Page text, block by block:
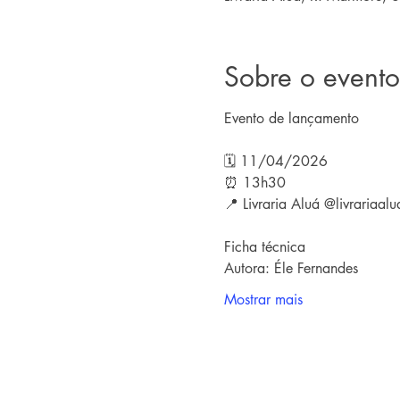
Sobre o evento
Evento de lançamento
🗓 11/04/2026
⏰ 13h30
📍 Livraria Aluá
Ficha técnica
Autora: Éle Fernandes
Mostrar mais